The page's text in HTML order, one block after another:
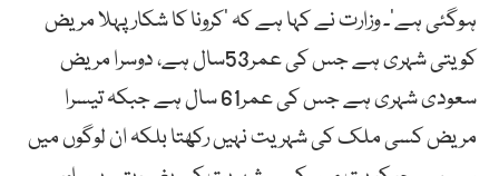
ہوگئی ہے‘۔ وزارت نے کہا ہے کہ ’کرونا کا شکار پہلا مریض
کویتی شہری ہے جس کی عمر53سال ہے، دوسرا مریض
سعودی شہری ہے جس کی عمر61 سال ہے جبکہ تیسرا
مریض کسی ملک کی شہریت نہیں رکھتا بلکہ ان لوگوں میں